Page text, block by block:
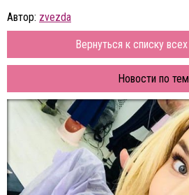
Автор: zvezda
Вернуться к списку всех
Новости по